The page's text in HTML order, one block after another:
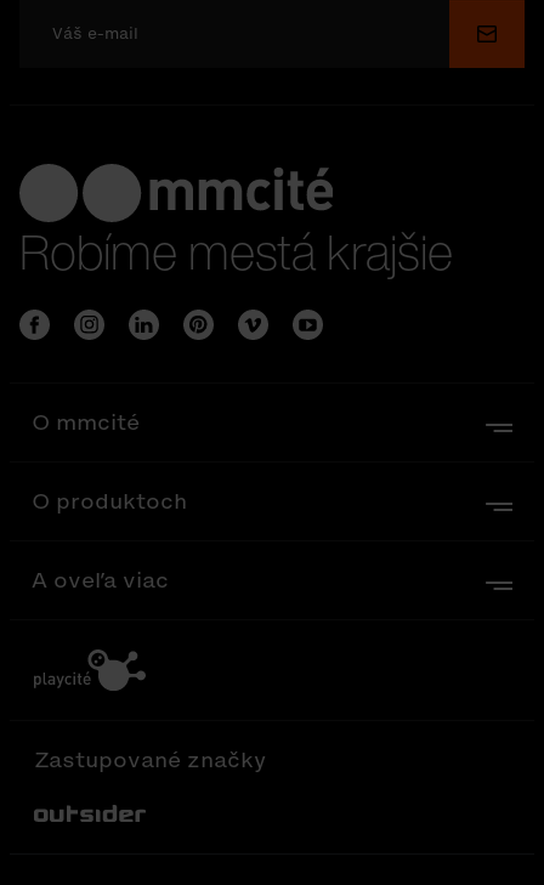
Robíme mestá krajšie
O mmcité
O produktoch
A oveľa viac
Zastupované značky
Out-Sider